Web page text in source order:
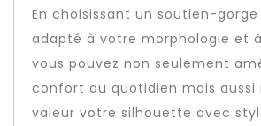
En choisissant un soutien-
adapté à votre morphologie et
vous pouvez non seulement
confort au quotidien mais
valeur votre silhouette avec